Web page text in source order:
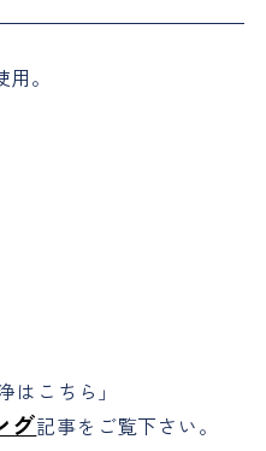
。
こちら」
グ記事をご覧下さい。